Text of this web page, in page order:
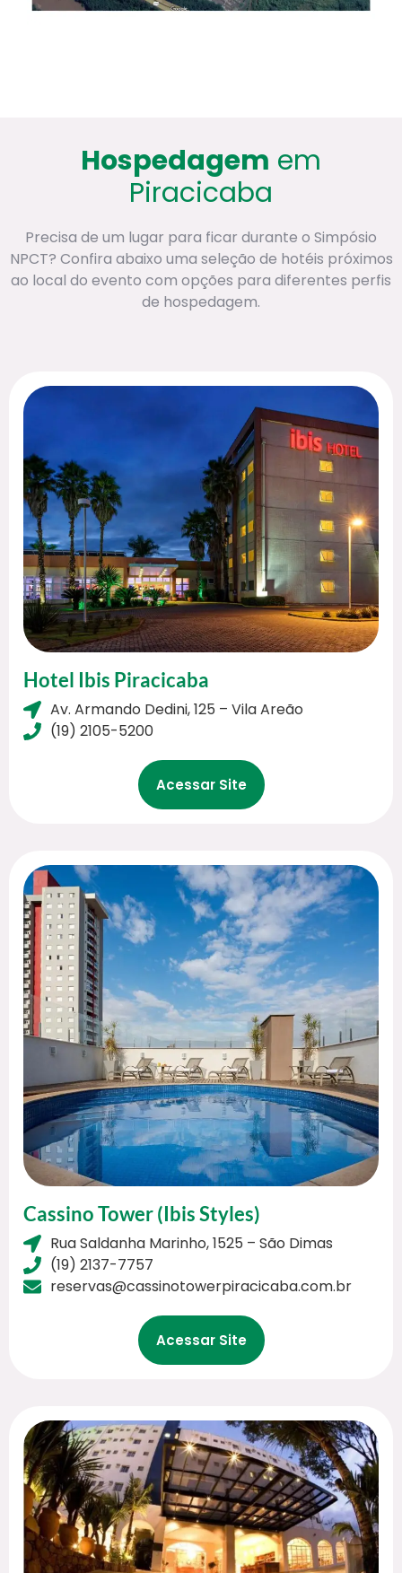
Hospedagem em
Piracicaba
Precisa de um lugar para ficar durante o Simpósio
NPCT? Confira abaixo uma seleção de hotéis próximos
ao local do evento com opções para diferentes perfis
de hospedagem.
Hotel Ibis Piracicaba
Av. Armando Dedini, 125 – Vila Areão
(19) 2105-5200
Acessar Site
Cassino Tower (Ibis Styles)
Rua Saldanha Marinho, 1525 – São Dimas
(19) 2137-7757
reservas@cassinotowerpiracicaba.com.br
Acessar Site